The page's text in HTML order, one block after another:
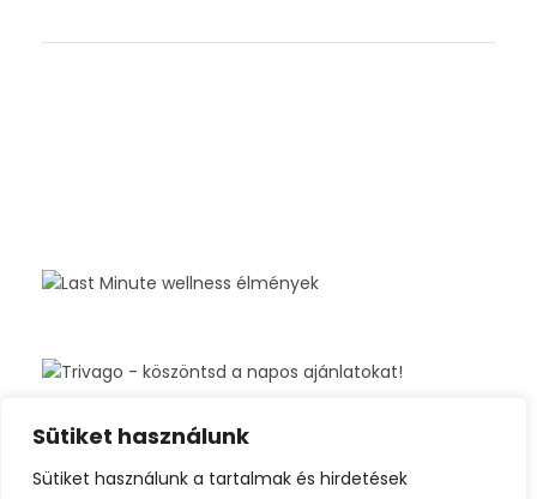
Sütiket használunk
Sütiket használunk a tartalmak és hirdetések